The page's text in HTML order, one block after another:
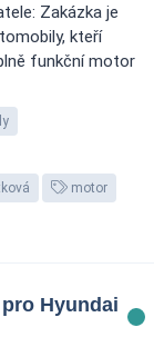
Zakázka je
kteří
funkční motor
motor
Hyundai